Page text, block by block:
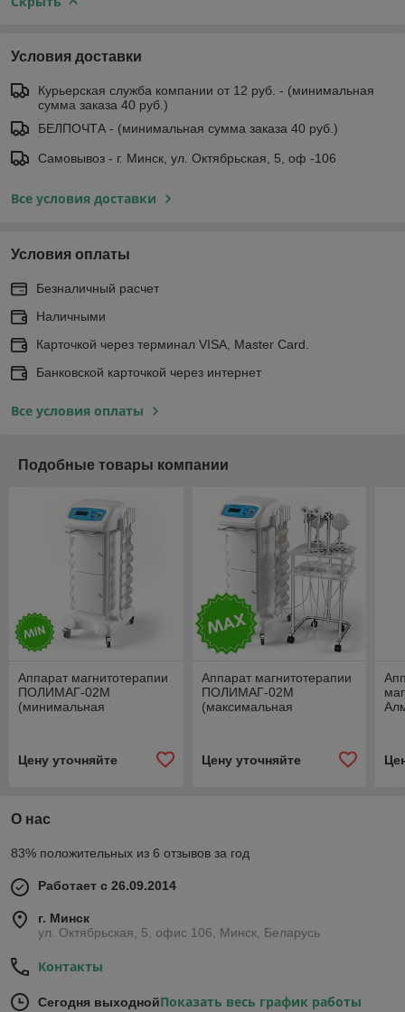
Условия доставки
Курьерская служба компании от 12 руб. - (минимальная
сумма заказа 40 руб.)
БЕЛПОЧТА - (минимальная сумма заказа 40 руб.)
Самовывоз - г. Минск, ул. Октябрьская, 5, оф -106
Все условия доставки
Условия оплаты
Безналичный расчет
Наличными
Карточкой через терминал VISA, Master Card.
Банковской карточкой через интернет
Все условия оплаты
Подобные товары компании
Аппарат магнитотерапии
ПОЛИМАГ-02М
(минимальная
Цену уточняйте
Аппарат магнитотерапии
ПОЛИМАГ-02М
(максимальная
Цену уточняйте
О нас
83% положительных из 6 отзывов за год
Работает с 26.09.2014
г. Минск
ул. Октябрьская, 5, офис 106, Минск, Беларусь
Контакты
Сегодня выходнойПоказать весь график работы